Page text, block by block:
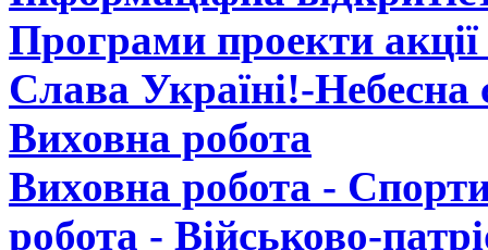
Програми проекти
Слава Україні!-Небесна
Виховна робота
Виховна робота -
робота - Військово-